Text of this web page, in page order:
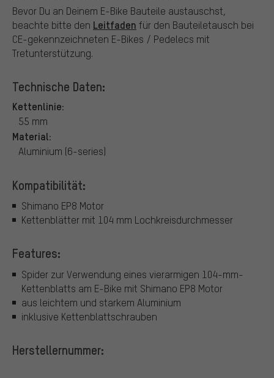
Bevor Du an Deinem E-Bike Bauteile austauschst,
beachte bitte den Leitfaden für den Bauteiletausch bei
CE-gekennzeichneten E-Bikes / Pedelecs mit
Tretunterstützung.
Technische Daten:
Kettenlinie:
55 mm
Material:
Aluminium (6-series)
Kompatibilität:
Shimano EP8 Motor
Kettenblätter mit 104 mm Lochkreisdurchmesser
Features:
Spider zur Verwendung eines vierarmigen 104-mm-
Kettenblatts am E-Bike mit Shimano EP8 Motor
aus leichtem und starkem Aluminium
inklusive Kettenblattschrauben
Herstellernummer: